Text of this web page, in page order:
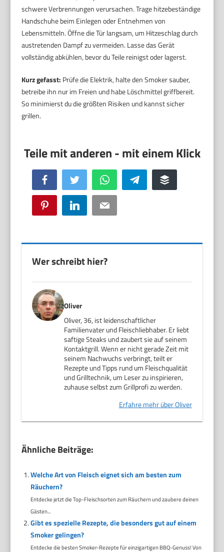
schwere Verbrennungen verursachen. Trage hitzebeständige
Handschuhe beim Einlegen oder Entnehmen von
Lebensmitteln. Öffne die Tür langsam, um Hitzeschlag durch
austretenden Dampf zu vermeiden. Lasse das Gerät
vollständig abkühlen, bevor du Teile reinigst oder lagerst.
Kurz gefasst: Prüfe die Elektrik, halte den Smoker sauber,
betreibe ihn nur im Freien und habe Löschmittel griffbereit.
So minimierst du die größten Risiken und kannst sicher
grillen.
Facebook Twitter WhatsApp Telegram Buffer
Pinterest LinkedIn Email
Wer schreibt hier?
Oliver
Oliver, 36, ist leidenschaftlicher
Familienvater und Fleischliebhaber. Er liebt
saftige Steaks und zaubert sie auf seinem
Kontaktgrill. Wenn er nicht gerade Zeit mit
seinem Nachwuchs verbringt, teilt er
Rezepte und Tipps rund um Fleischqualität
und Grilltechnik, um Leser zu inspirieren,
zuhause selbst zum Grillprofi zu werden.
Erfahre mehr über Oliver
Ähnliche Beiträge:
Welche Art von Fleisch eignet sich am besten zum
Räuchern?
Entdecke jetzt die Top-Fleischsorten zum Räuchern und zaubere deinen
Gästen...
Gibt es spezielle Rezepte, die besonders gut auf einem
Smoker gelingen?
Entdecke die besten Smoker-Rezepte für einzigartigen BBQ-Genuss! Von